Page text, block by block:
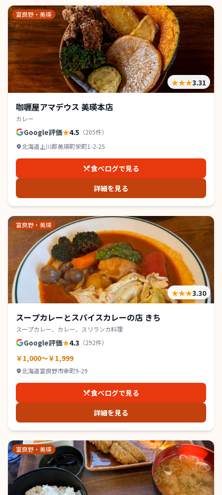
富良野・美瑛
★★★3.31
咖喱屋アマデウス 美瑛本店
カレー
Google評価★4.5 （205件）
北海道上川郡美瑛町栄町1-2-25
食べログで見る
詳細を見る
富良野・美瑛
★★★3.30
スープカレーとスパイスカレーの店 きち
スープカレー、カレー、スリランカ料理
Google評価★4.3 （292件）
￥1,000～￥1,999
北海道富良野市幸町9-29
食べログで見る
詳細を見る
富良野・美瑛